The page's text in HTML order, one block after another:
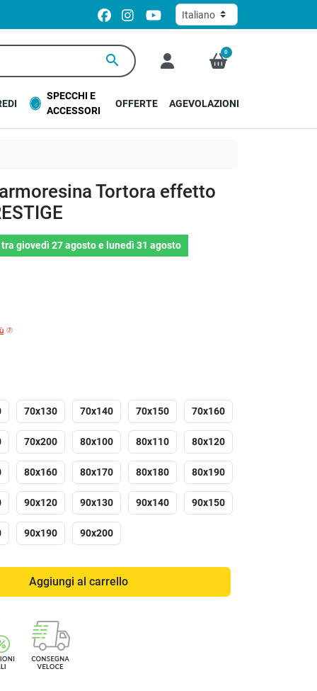
search 0
SPECCHI E
ACCESSORI
OFFERTE AGEVOLAZIONI
Tortora effetto
tragiovedì 27 agostoe lunedì 31 agosto
70x130 70x140 70x150 70x160
70x200 80x100 80x110 80x120
80x160 80x170 80x180 80x190
90x120 90x130 90x140 90x150
90x190 90x200
Aggiungi al carrello